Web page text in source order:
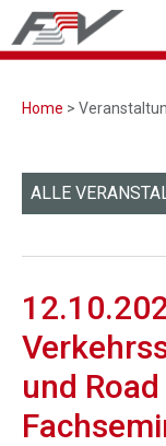
Home >
ALLE
und